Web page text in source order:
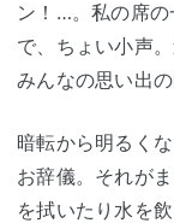
ン！…。私の席
で、ちょい小声
みんなの思い出の
暗転から明るく
お辞儀。それが
を拭いたり水を